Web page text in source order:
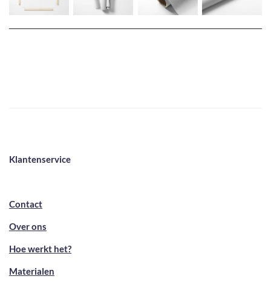
Klantenservice
Contact
Over ons
Hoe werkt het?
Materialen